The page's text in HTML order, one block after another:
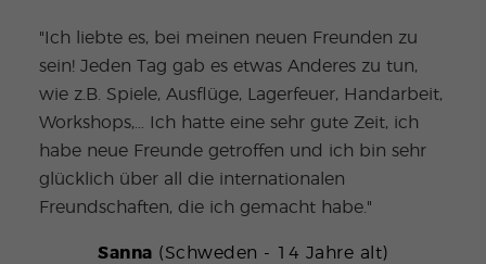
"Ich liebte es, bei meinen neuen Freunden zu
sein! Jeden Tag gab es etwas Anderes zu tun,
wie z.B. Spiele, Ausflüge, Lagerfeuer, Handarbeit,
Workshops,… Ich hatte eine sehr gute Zeit, ich
habe neue Freunde getroffen und ich bin sehr
glücklich über all die internationalen
Freundschaften, die ich gemacht habe."
Sanna (Schweden - 14 Jahre alt)